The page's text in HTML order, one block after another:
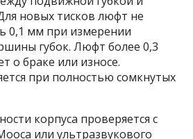
новых тисков люфт не
0,1 мм при измерении
губок. Люфт более 0,3
о браке или износе.
при полностью сомкнутых
корпуса проверяется с
или ультразвукового